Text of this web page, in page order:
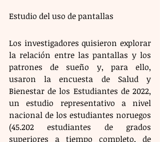
Estudio del uso de pantallas
Los investigadores quisieron explorar
la relación entre las pantallas y los
patrones de sueño y, para ello,
usaron la encuesta de Salud y
Bienestar de los Estudiantes de 2022,
un estudio representativo a nivel
nacional de los estudiantes noruegos
(45.202 estudiantes de grados
superiores a tiempo completo, de